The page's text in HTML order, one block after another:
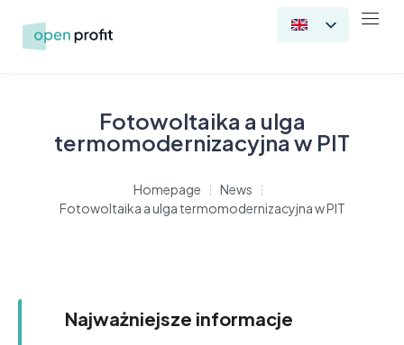
Fotowoltaika a ulga
termomodernizacyjna w PIT
Homepage
News
Fotowoltaika a ulga termomodernizacyjna w PIT
Najważniejsze informacje